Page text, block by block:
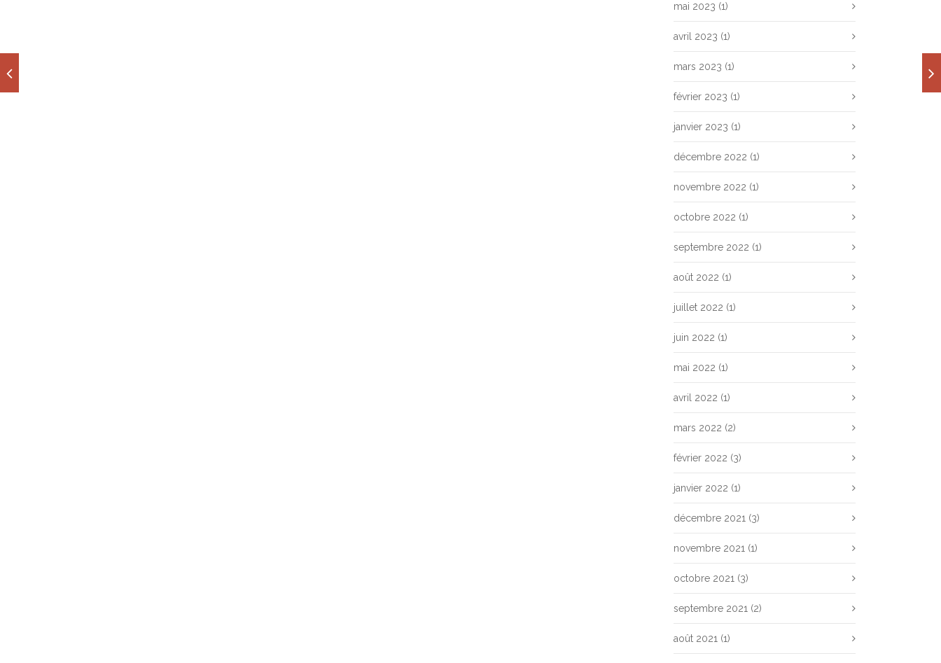
mai 2023 (1)
avril 2023 (1)
mars 2023 (1)
février 2023 (1)
janvier 2023 (1)
décembre 2022 (1)
novembre 2022 (1)
octobre 2022 (1)
septembre 2022 (1)
août 2022 (1)
juillet 2022 (1)
juin 2022 (1)
mai 2022 (1)
avril 2022 (1)
mars 2022 (2)
février 2022 (3)
janvier 2022 (1)
décembre 2021 (3)
novembre 2021 (1)
octobre 2021 (3)
septembre 2021 (2)
août 2021 (1)